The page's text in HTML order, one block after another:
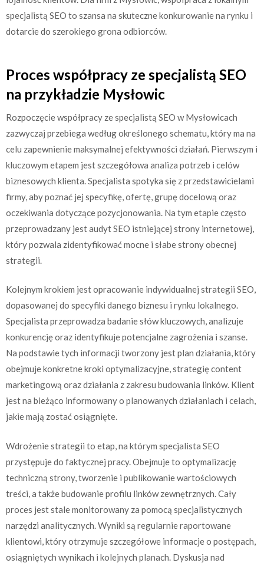
specjalistą SEO to szansa na skuteczne konkurowanie na rynku i
dotarcie do szerokiego grona odbiorców.
Proces współpracy ze specjalistą SEO
na przykładzie Mysłowic
Rozpoczęcie współpracy ze specjalistą SEO w Mysłowicach
zazwyczaj przebiega według określonego schematu, który ma na
celu zapewnienie maksymalnej efektywności działań. Pierwszym i
kluczowym etapem jest szczegółowa analiza potrzeb i celów
biznesowych klienta. Specjalista spotyka się z przedstawicielami
firmy, aby poznać jej specyfikę, ofertę, grupę docelową oraz
oczekiwania dotyczące pozycjonowania. Na tym etapie często
przeprowadzany jest audyt SEO istniejącej strony internetowej,
który pozwala zidentyfikować mocne i słabe strony obecnej
strategii.
Kolejnym krokiem jest opracowanie indywidualnej strategii SEO,
dopasowanej do specyfiki danego biznesu i rynku lokalnego.
Specjalista przeprowadza badanie słów kluczowych, analizuje
konkurencję oraz identyfikuje potencjalne zagrożenia i szanse.
Na podstawie tych informacji tworzony jest plan działania, który
obejmuje konkretne kroki optymalizacyjne, strategię content
marketingową oraz działania z zakresu budowania linków. Klient
jest na bieżąco informowany o planowanych działaniach i celach,
jakie mają zostać osiągnięte.
Wdrożenie strategii to etap, na którym specjalista SEO
przystępuje do faktycznej pracy. Obejmuje to optymalizację
techniczną strony, tworzenie i publikowanie wartościowych
treści, a także budowanie profilu linków zewnętrznych. Cały
proces jest stale monitorowany za pomocą specjalistycznych
narzędzi analitycznych. Wyniki są regularnie raportowane
klientowi, który otrzymuje szczegółowe informacje o postępach,
osiągniętych wynikach i kolejnych planach. Dyskusja nad